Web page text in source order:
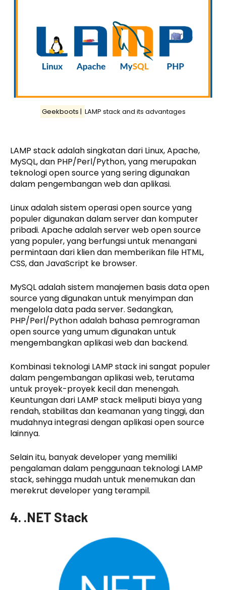
Geekboots | LAMP stack and its advantages
LAMP stack adalah singkatan dari Linux, Apache,
MySQL, dan PHP/Perl/Python, yang merupakan
teknologi open source yang sering digunakan
dalam pengembangan web dan aplikasi.
Linux adalah sistem operasi open source yang
populer digunakan dalam server dan komputer
pribadi. Apache adalah server web open source
yang populer, yang berfungsi untuk menangani
permintaan dari klien dan memberikan file HTML,
CSS, dan JavaScript ke browser.
MySQL adalah sistem manajemen basis data open
source yang digunakan untuk menyimpan dan
mengelola data pada server. Sedangkan,
PHP/Perl/Python adalah bahasa pemrograman
open source yang umum digunakan untuk
mengembangkan aplikasi web dan backend.
Kombinasi teknologi LAMP stack ini sangat populer
dalam pengembangan aplikasi web, terutama
untuk proyek-proyek kecil dan menengah.
Keuntungan dari LAMP stack meliputi biaya yang
rendah, stabilitas dan keamanan yang tinggi, dan
mudahnya integrasi dengan aplikasi open source
lainnya.
Selain itu, banyak developer yang memiliki
pengalaman dalam penggunaan teknologi LAMP
stack, sehingga mudah untuk menemukan dan
merekrut developer yang terampil.
4. .NET Stack